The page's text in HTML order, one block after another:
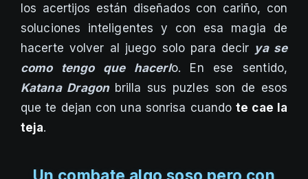
los acertijos están diseñados con cariño, con
soluciones inteligentes y con esa magia de
hacerte volver al juego solo para decir ya se
como tengo que hacerlo. En ese sentido,
Katana Dragon brilla sus puzles son de esos
que te dejan con una sonrisa cuandote cae la
teja.
Un combate algo soso pero con